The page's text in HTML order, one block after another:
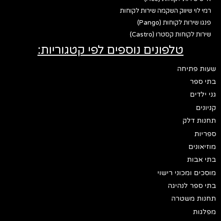
רמי לוי שיווק השקמה שירות לקוחות
פנגו שירות לקוחות (Pango)
שירות לקוחות קסטרו (Castro)
טלפונים נוספים לפי קטגוריות:
שעות פתיחה
בתי ספר
גני ילדים
קניונים
תחנות דלק
ספריות
מוזיאונים
בתי אבות
מוסכים ומכוני רישוי
בתי ספר לנהיגה
תחנות משטרה
מפלגות